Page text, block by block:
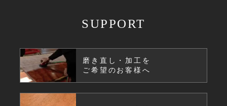
SUPPORT
磨き直し・加工を
ご希望のお客様へ